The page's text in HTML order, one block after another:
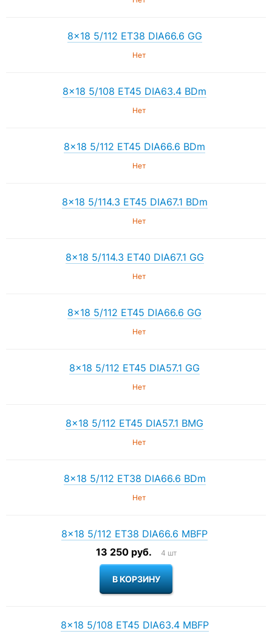
8×18 5/112 ET38 DIA66.6 GG
Нет
8×18 5/108 ET45 DIA63.4 BDm
Нет
8×18 5/112 ET45 DIA66.6 BDm
Нет
8×18 5/114.3 ET45 DIA67.1 BDm
Нет
8×18 5/114.3 ET40 DIA67.1 GG
Нет
8×18 5/112 ET45 DIA66.6 GG
Нет
8×18 5/112 ET45 DIA57.1 GG
Нет
8×18 5/112 ET45 DIA57.1 BMG
Нет
8×18 5/112 ET38 DIA66.6 BDm
Нет
8×18 5/112 ET38 DIA66.6 MBFP
13 250 руб.
4 шт
8×18 5/108 ET45 DIA63.4 MBFP